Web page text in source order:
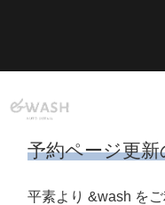
予約ページ更
平素より &wash を